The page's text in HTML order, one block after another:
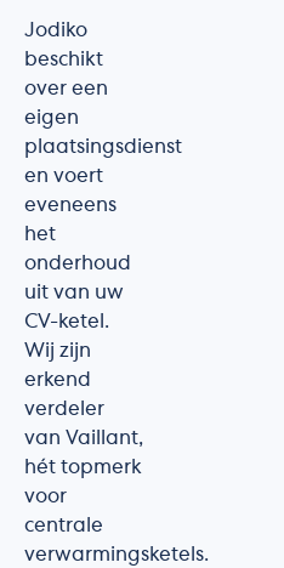
Jodiko
beschikt
over een
eigen
plaatsingsdienst
en voert
eveneens
het
onderhoud
uit van uw
CV-ketel.
Wij zijn
erkend
verdeler
van Vaillant,
hét topmerk
voor
centrale
verwarmingsketels.